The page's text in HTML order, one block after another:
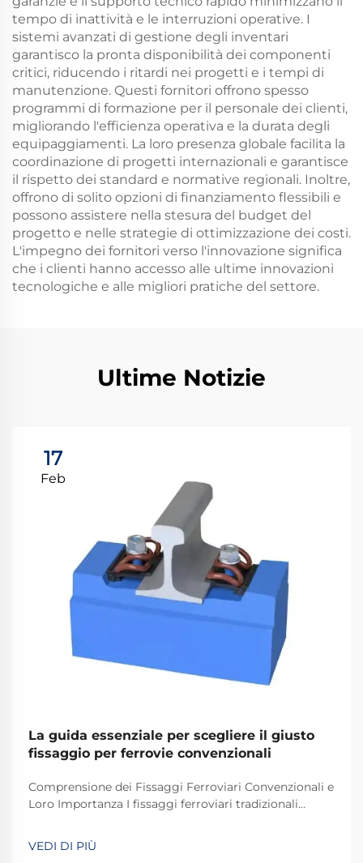
tempo di inattività e le interruzioni operative. I
sistemi avanzati di gestione degli inventari
garantisco la pronta disponibilità dei componenti
critici, riducendo i ritardi nei progetti e i tempi di
manutenzione. Questi fornitori offrono spesso
programmi di formazione per il personale dei clienti,
migliorando l'efficienza operativa e la durata degli
equipaggiamenti. La loro presenza globale facilita la
coordinazione di progetti internazionali e garantisce
il rispetto dei standard e normative regionali. Inoltre,
offrono di solito opzioni di finanziamento flessibili e
possono assistere nella stesura del budget del
progetto e nelle strategie di ottimizzazione dei costi.
L'impegno dei fornitori verso l'innovazione significa
che i clienti hanno accesso alle ultime innovazioni
tecnologiche e alle migliori pratiche del settore.
Ultime Notizie
17
Feb
La guida essenziale per scegliere il giusto
fissaggio per ferrovie convenzionali
Comprensione dei Fissaggi Ferroviari Convenzionali e
Loro Importanza I fissaggi ferroviari tradizionali
stabili e sicuri i binari dei treni per le operazioni
quotidiane. La maggior parte dei sistemi si basa su
VEDI DI PIÙ